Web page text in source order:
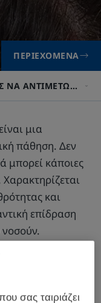
ΠΕΡΙΕΧΌΜΕΝΑ
ΝΑ
μια
πάθηση. Δεν
μπορεί κάποιες
Χαρακτηρίζεται
και
επίδραση
σας ταιριάζει